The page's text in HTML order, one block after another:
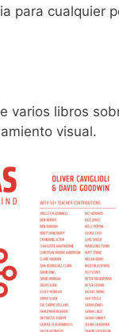
para cualquier
varios libros
visual.